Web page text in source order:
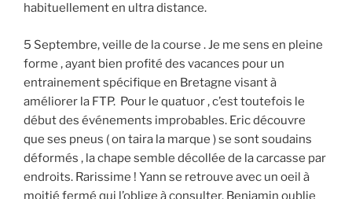
habituellement en ultra distance.
5 Septembre, veille de la course . Je me sens en pleine
forme , ayant bien profité des vacances pour un
entrainement spécifique en Bretagne visant à
améliorer la FTP. Pour le quatuor , c’est toutefois le
début des événements improbables. Eric découvre
que ses pneus ( on taira la marque ) se sont soudains
déformés , la chape semble décollée de la carcasse par
endroits. Rarissime ! Yann se retrouve avec un oeil à
moitié fermé qui l’oblige à consulter. Benjamin oublie